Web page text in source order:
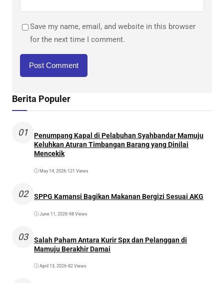
Save my name, email, and website in this browser
for the next time I comment.
Berita Populer
01
Penumpang Kapal di Pelabuhan Syahbandar Mamuju
Keluhkan Aturan Timbangan Barang yang Dinilai
Mencekik
May 14, 2026•121 Views
02 SPPG Kamansi Bagikan Makanan Bergizi Sesuai AKG
June 11, 2026•98 Views
03
Salah Paham Antara Kurir Spx dan Pelanggan di
Mamuju Berakhir Damai
April 13, 2026•82 Views